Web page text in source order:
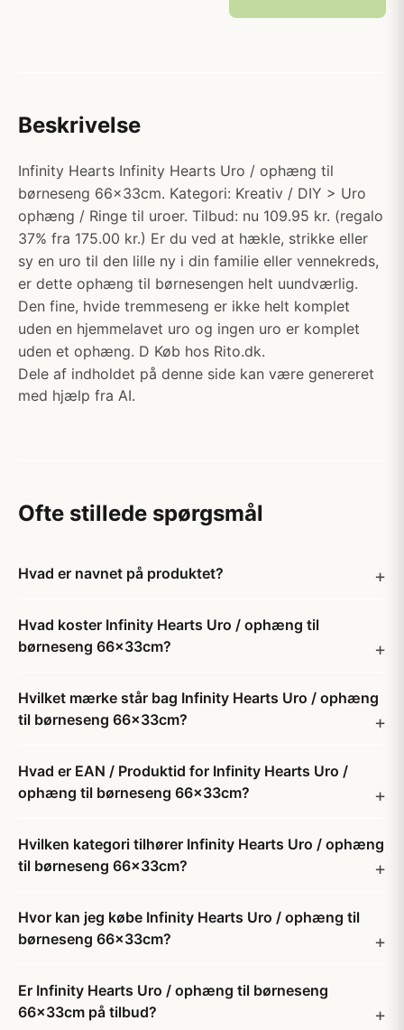
Beskrivelse
Infinity Hearts Infinity Hearts Uro / ophæng til
børneseng 66x33cm. Kategori: Kreativ / DIY > Uro
ophæng / Ringe til uroer. Tilbud: nu 109.95 kr. (regalo
37% fra 175.00 kr.) Er du ved at hækle, strikke eller
sy en uro til den lille ny i din familie eller vennekreds,
er dette ophæng til børnesengen helt uundværlig.
Den fine, hvide tremmeseng er ikke helt komplet
uden en hjemmelavet uro og ingen uro er komplet
uden et ophæng. D Køb hos Rito.dk.
Dele af indholdet på denne side kan være genereret
med hjælp fra AI.
Ofte stillede spørgsmål
Hvad er navnet på produktet?
Hvad koster Infinity Hearts Uro / ophæng til
børneseng 66x33cm?
Hvilket mærke står bag Infinity Hearts Uro / ophæng
til børneseng 66x33cm?
Hvad er EAN / Produktid for Infinity Hearts Uro /
ophæng til børneseng 66x33cm?
Hvilken kategori tilhører Infinity Hearts Uro / ophæng
til børneseng 66x33cm?
Hvor kan jeg købe Infinity Hearts Uro / ophæng til
børneseng 66x33cm?
Er Infinity Hearts Uro / ophæng til børneseng
66x33cm på tilbud?